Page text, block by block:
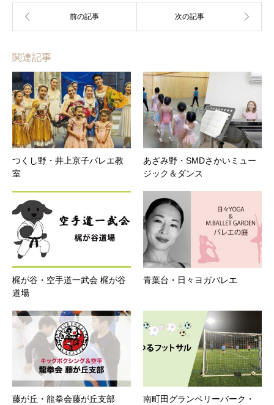
関連記事
つくし野・井上京子バレエ教
室
あざみ野・SMDさかいミュー
ジック＆ダンス
梶が谷・空手道一武会 梶が谷
道場
青葉台・日々ヨガバレエ
藤が丘・龍拳会藤が丘支部
南町田グランベリーパーク・